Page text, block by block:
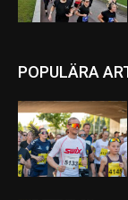
POPULÄRA